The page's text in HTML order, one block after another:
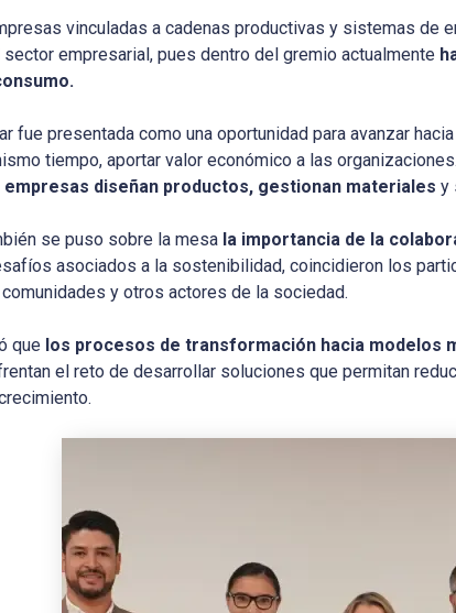
vinculadas a cadenas productivas y sistemas de
empresarial, pues dentro del gremio actualmente
fue presentada como una oportunidad para avanzar
tiempo, aportar valor económico a las
empresas diseñan productos, gestionan materiales y
se puso sobre la mesa la importancia de la
asociados a la sostenibilidad, coincidieron los
y otros actores de la sociedad.
que los procesos de transformación hacia modelos
el reto de desarrollar soluciones que permitan